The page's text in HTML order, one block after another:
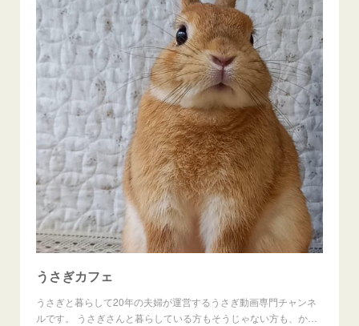
うさぎカフェ
うさぎと暮らして20年の夫婦が運営するうさぎ動画専門チャンネ
ルです。 うさぎさんと暮らしている方もそうじゃない方も、か…